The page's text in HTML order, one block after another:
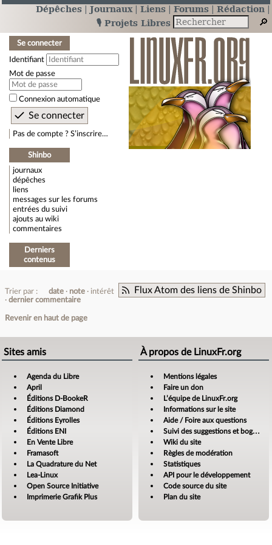
Dépêches Journaux Liens Forums
Rédaction
🎙️ Projets Libres
Se connecter
Identifiant
Mot de passe
Connexion automatique
Pas de compte ? S’inscrire…
Shinbo
journaux
dépêches
liens
messages sur les forums
entrées du suivi
ajouts au wiki
commentaires
Derniers
contenus
Flux Atom des liens de Shinbo
Trier par : date note
intérêt
dernier commentaire
Revenir en haut de page
Sites amis
Agenda du Libre
April
Éditions D-BookeR
Éditions Diamond
Éditions Eyrolles
Éditions ENI
En Vente Libre
Framasoft
La Quadrature du Net
Lea-Linux
Open Source Initiative
Imprimerie Grafik Plus
À propos de LinuxFr.org
Mentions légales
Faire un don
L’équipe de LinuxFr.org
Informations sur le site
Aide / Foire aux questions
Suivi des suggestions et bogues
Wiki du site
Règles de modération
Statistiques
API pour le développement
Code source du site
Plan du site